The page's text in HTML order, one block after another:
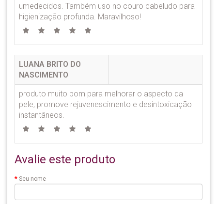
umedecidos. Também uso no couro cabeludo para
higienização profunda. Maravilhoso!
LUANA BRITO DO
NASCIMENTO
produto muito bom para melhorar o aspecto da
pele, promove rejuvenescimento e desintoxicação
instantâneos.
Avalie este produto
Seu nome